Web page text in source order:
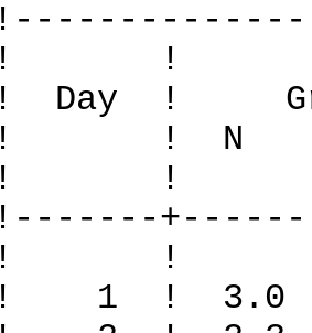
!
! Day !
! ! N S
!
!-------
!
! 1 ! 3.0